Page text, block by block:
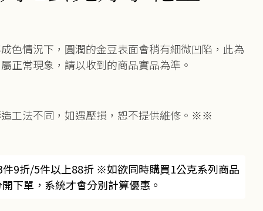
色情況下，圓潤的金豆表面會稍有細微凹陷，此為
正常現象，請以收到的商品實品為準。
工法不同，如遇壓損，恕不提供維修。※※
9折/5件以上88折 ※如欲同時購買1公克系列商品
下單，系統才會分別計算優惠。